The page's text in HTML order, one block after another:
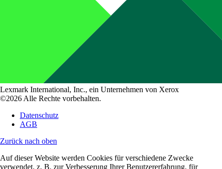
Lexmark International, Inc., ein Unternehmen von Xerox
©2026 Alle Rechte vorbehalten.
Datenschutz
AGB
Zurück nach oben
Auf dieser Website werden Cookies für verschiedene Zwecke
verwendet, z. B. zur Verbesserung Ihrer Benutzererfahrung, für